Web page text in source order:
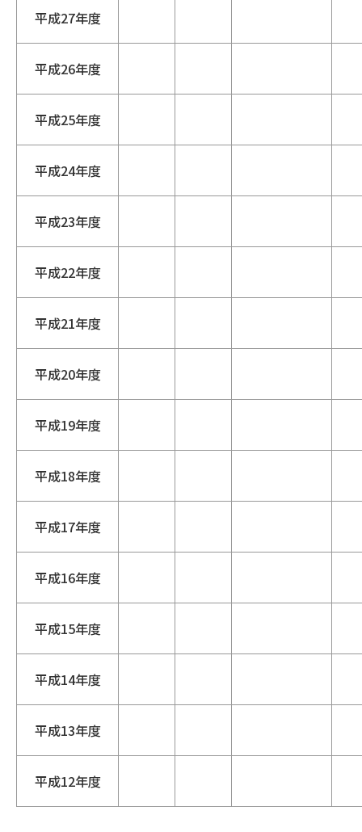
平成27年度
平成26年度
平成25年度
平成24年度
平成23年度
平成22年度
平成21年度
平成20年度
平成19年度
平成18年度
平成17年度
平成16年度
平成15年度
平成14年度
平成13年度
平成12年度